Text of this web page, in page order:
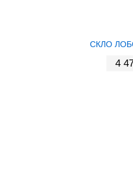
СКЛО
4